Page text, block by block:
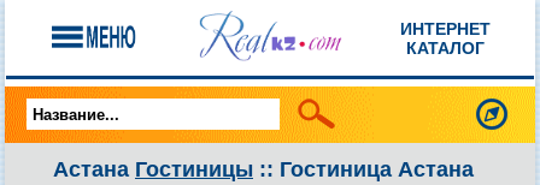
ИНТЕРНЕТ
КАТАЛОГ
Астана Гостиницы :: Гостиница Астана